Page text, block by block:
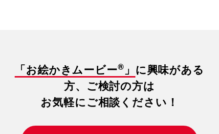
「お絵かきムービー® 」 に興味がある
方、ご検討の方は
お気軽にご相談ください！